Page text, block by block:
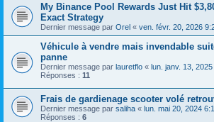
My Binance Pool Rewards Just Hit
Exact Strategy
Dernier message par Orel « ven. févr. 20, 2026
Véhicule à vendre mais invendable
panne
Dernier message par lauretflo « lun. janv. 13,
Réponses : 11
Frais de gardienage scooter volé
Dernier message par saliha « lun. mai 20, 2024
Réponses : 6